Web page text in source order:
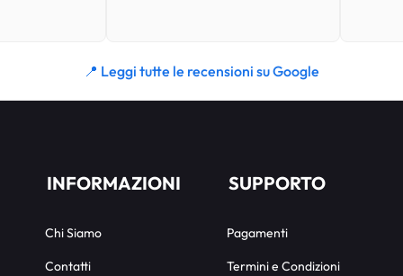
📍 Leggi tutte le recensioni su Google
INFORMAZIONI
Chi Siamo
Contatti
SUPPORTO
Pagamenti
Termini e Condizioni